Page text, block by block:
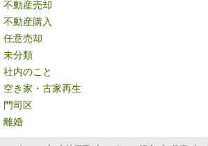
不動産売却
不動産購入
任意売却
未分類
社内のこと
空き家・古家再生
門司区
離婚